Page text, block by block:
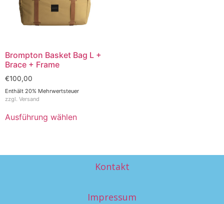
Brompton Basket Bag L +
Brace + Frame
€100,00
Enthält 20% Mehrwertsteuer
zzgl. Versand
Ausführung wählen
Kontakt
Impressum